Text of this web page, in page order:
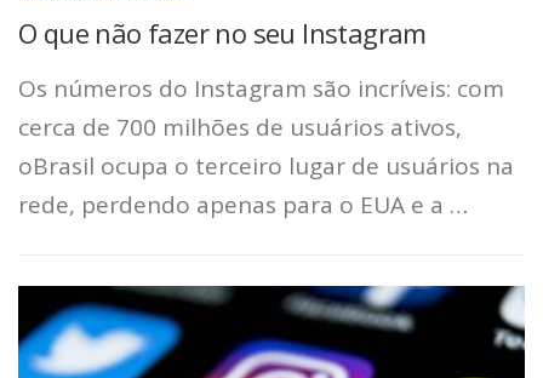
O que não fazer no seu Instagram
Os números do Instagram são incríveis: com
cerca de 700 milhões de usuários ativos,
oBrasil ocupa o terceiro lugar de usuários na
rede, perdendo apenas para o EUA e a …